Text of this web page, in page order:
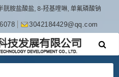
胱胺盐酸盐, 8-羟基喹啉, 单氟磷酸钠
3042184429@qq.com